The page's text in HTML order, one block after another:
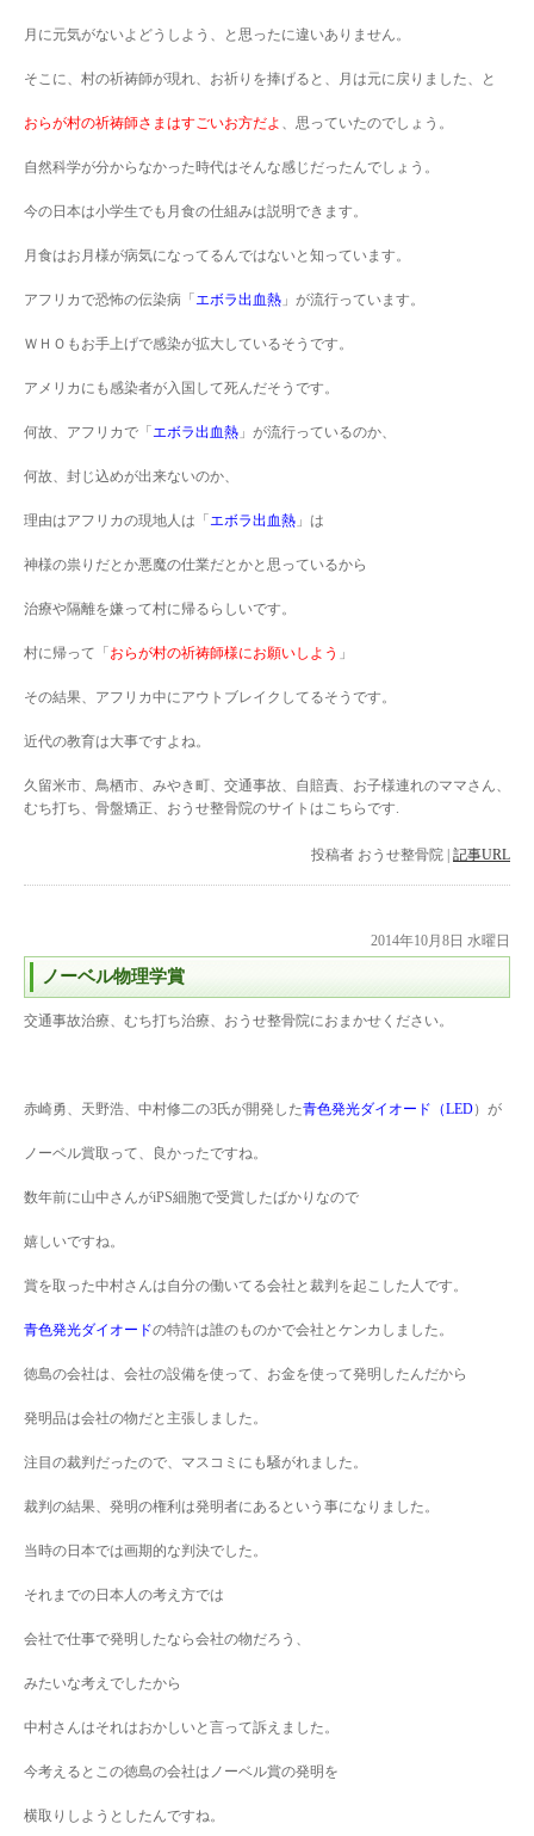
月に元気がないよどうしよう、と思ったに違いありません。
そこに、村の祈祷師が現れ、お祈りを捧げると、月は元に戻りました、と
おらが村の祈祷師さまはすごいお方だよ 、思っていたのでしょう。
自然科学が分からなかった時代はそんな感じだったんでしょう。
今の日本は小学生でも月食の仕組みは説明できます。
月食はお月様が病気になってるんではないと知っています。
アフリカで恐怖の伝染病「エボラ出血熱 」が流行っています。
ＷＨＯもお手上げで感染が拡大しているそうです。
アメリカにも感染者が入国して死んだそうです。
何故、アフリカで「エボラ出血熱 」が流行っているのか、
何故、封じ込めが出来ないのか、
理由はアフリカの現地人は「エボラ出血熱 」は
神様の祟りだとか悪魔の仕業だとかと思っているから
治療や隔離を嫌って村に帰るらしいです。
村に帰って「おらが村の祈祷師様にお願いしよう 」
その結果、アフリカ中にアウトブレイクしてるそうです。
近代の教育は大事ですよね。
久留米市、鳥栖市、みやき町、交通事故、自賠責、お子様連れのママさん、
むち打ち、骨盤矯正、おうせ整骨院のサイトはこちらです.
投稿者 おうせ整骨院 | 記事URL
2014年10月8日 水曜日
ノーベル物理学賞
交通事故治療、むち打ち治療、おうせ整骨院におまかせください。
赤崎勇、天野浩、中村修二の3氏が開発した青色発光ダイオード（LED）が
ノーベル賞取って、良かったですね。
数年前に山中さんがiPS細胞で受賞したばかりなので
嬉しいですね。
賞を取った中村さんは自分の働いてる会社と裁判を起こした人です。
青色発光ダイオードの特許は誰のものかで会社とケンカしました。
徳島の会社は、会社の設備を使って、お金を使って発明したんだから
発明品は会社の物だと主張しました。
注目の裁判だったので、マスコミにも騒がれました。
裁判の結果、発明の権利は発明者にあるという事になりました。
当時の日本では画期的な判決でした。
それまでの日本人の考え方では
会社で仕事で発明したなら会社の物だろう、
みたいな考えでしたから
中村さんはそれはおかしいと言って訴えました。
今考えるとこの徳島の会社はノーベル賞の発明を
横取りしようとしたんですね。